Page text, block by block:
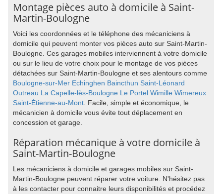
Montage pièces auto à domicile à Saint-
Martin-Boulogne
Voici les coordonnées et le téléphone des mécaniciens à
domicile qui peuvent monter vos pièces auto sur Saint-Martin-
Boulogne. Ces garages mobiles interviennent à votre domicile
ou sur le lieu de votre choix pour le montage de vos pièces
détachées sur Saint-Martin-Boulogne et ses alentours comme
Boulogne-sur-Mer Echinghen Baincthun Saint-Léonard
Outreau La Capelle-lès-Boulogne Le Portel Wimille Wimereux
Saint-Étienne-au-Mont. Facile, simple et économique, le
mécanicien à domicile vous évite tout déplacement en
concession et garage.
Réparation mécanique à votre domicile à
Saint-Martin-Boulogne
Les mécaniciens à domicile et garages mobiles sur Saint-
Martin-Boulogne peuvent réparer votre voiture. N'hésitez pas
à les contacter pour connaitre leurs disponibilités et procédez